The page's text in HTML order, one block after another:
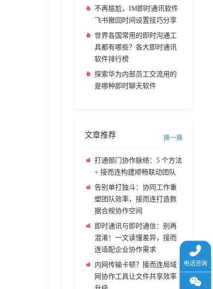
不再尴尬，IM即时通讯软件
飞书撤回时间设置技巧分享
世界各国常用的即时沟通工
具都有哪些？各大即时通讯
软件排行榜
探索华为内部员工交流用的
是哪种即时聊天软件
文章推荐 换一换
打通部门协作脉络：5 个方法
+ 接而连构建顺畅联动团队
告别单打独斗：协同工作重
塑团队效率，接而连打造数
据合规协作空间
即时通讯与即时通信：别再
混淆！一文读懂差异，接而
连适配企业协作需求
内网传输卡顿？接而连局域
网协作工具让文件共享效率